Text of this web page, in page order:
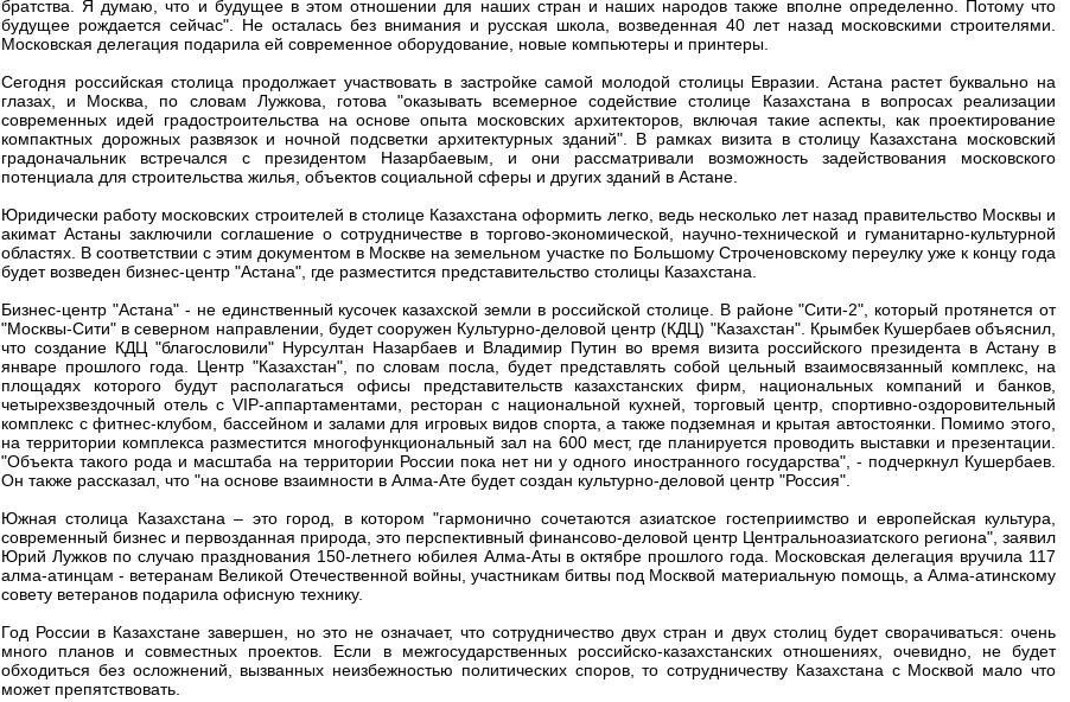
братства. Я думаю, что и будущее в этом отношении для наших стран и наших народов также вполне определенно. Потому что
будущее рождается сейчас". Не осталась без внимания и русская школа, возведенная 40 лет назад московскими строителями.
Московская делегация подарила ей современное оборудование, новые компьютеры и принтеры.
Сегодня российская столица продолжает участвовать в застройке самой молодой столицы Евразии. Астана растет буквально на
глазах, и Москва, по словам Лужкова, готова "оказывать всемерное содействие столице Казахстана в вопросах реализации
современных идей градостроительства на основе опыта московских архитекторов, включая такие аспекты, как проектирование
компактных дорожных развязок и ночной подсветки архитектурных зданий". В рамках визита в столицу Казахстана московский
градоначальник встречался с президентом Назарбаевым, и они рассматривали возможность задействования московского
потенциала для строительства жилья, объектов социальной сферы и других зданий в Астане.
Юридически работу московских строителей в столице Казахстана оформить легко, ведь несколько лет назад правительство Москвы и
акимат Астаны заключили соглашение о сотрудничестве в торгово-экономической, научно-технической и гуманитарно-культурной
областях. В соответствии с этим документом в Москве на земельном участке по Большому Строченовскому переулку уже к концу года
будет возведен бизнес-центр "Астана", где разместится представительство столицы Казахстана.
Бизнес-центр "Астана" - не единственный кусочек казахской земли в российской столице. В районе "Сити-2", который протянется от
"Москвы-Сити" в северном направлении, будет сооружен Культурно-деловой центр (КДЦ) "Казахстан". Крымбек Кушербаев объяснил,
что создание КДЦ "благословили" Нурсултан Назарбаев и Владимир Путин во время визита российского президента в Астану в
январе прошлого года. Центр "Казахстан", по словам посла, будет представлять собой цельный взаимосвязанный комплекс, на
площадях которого будут располагаться офисы представительств казахстанских фирм, национальных компаний и банков,
четырехзвездочный отель с VIP-аппартаментами, ресторан с национальной кухней, торговый центр, спортивно-оздоровительный
комплекс с фитнес-клубом, бассейном и залами для игровых видов спорта, а также подземная и крытая автостоянки. Помимо этого,
на территории комплекса разместится многофункциональный зал на 600 мест, где планируется проводить выставки и презентации.
"Объекта такого рода и масштаба на территории России пока нет ни у одного иностранного государства", - подчеркнул Кушербаев.
Он также рассказал, что "на основе взаимности в Алма-Ате будет создан культурно-деловой центр "Россия".
Южная столица Казахстана – это город, в котором "гармонично сочетаются азиатское гостеприимство и европейская культура,
современный бизнес и первозданная природа, это перспективный финансово-деловой центр Центральноазиатского региона", заявил
Юрий Лужков по случаю празднования 150-летнего юбилея Алма-Аты в октябре прошлого года. Московская делегация вручила 117
алма-атинцам - ветеранам Великой Отечественной войны, участникам битвы под Москвой материальную помощь, а Алма-атинскому
совету ветеранов подарила офисную технику.
Год России в Казахстане завершен, но это не означает, что сотрудничество двух стран и двух столиц будет сворачиваться: очень
много планов и совместных проектов. Если в межгосударственных российско-казахстанских отношениях, очевидно, не будет
обходиться без осложнений, вызванных неизбежностью политических споров, то сотрудничеству Казахстана с Москвой мало что
может препятствовать.